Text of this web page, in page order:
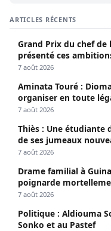
ARTICLES RÉCENTS
Grand Prix du chef de
présenté ces
7 août 2026
Aminata Touré :
organiser en toute
7 août 2026
Thiès : Une étudiante
de ses jumeaux
7 août 2026
Drame familial à
poignarde
7 août 2026
Politique : Aldiouma
Sonko et au Pastef